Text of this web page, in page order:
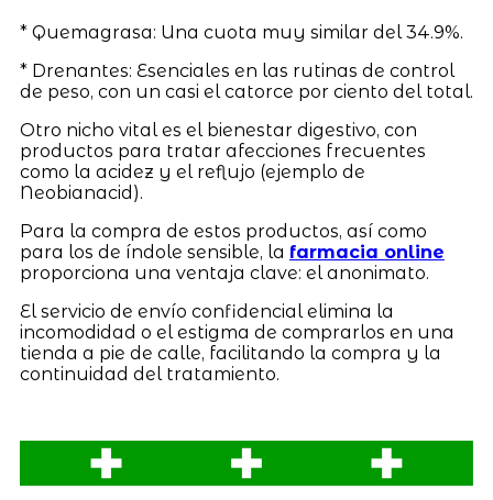
* Quemagrasa: Una cuota muy similar del 34.9%.
* Drenantes: Esenciales en las rutinas de control
de peso, con un casi el catorce por ciento del total.
Otro nicho vital es el bienestar digestivo, con
productos para tratar afecciones frecuentes
como la acidez y el reflujo (ejemplo de
Neobianacid).
Para la compra de estos productos, así como
para los de índole sensible, la farmacia online
proporciona una ventaja clave: el anonimato.
El servicio de envío confidencial elimina la
incomodidad o el estigma de comprarlos en una
tienda a pie de calle, facilitando la compra y la
continuidad del tratamiento.